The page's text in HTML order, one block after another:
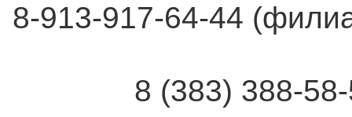
8-913-917-64-44
8 (383) 388-